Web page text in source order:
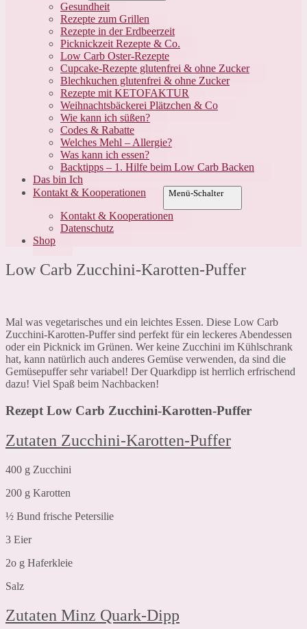
Gesundheit
Rezepte zum Grillen
Rezepte in der Erdbeerzeit
Picknickzeit Rezepte & Co.
Low Carb Oster-Rezepte
Cupcake-Rezepte glutenfrei & ohne Zucker
Blechkuchen glutenfrei & ohne Zucker
Rezepte mit KETOFAKTUR
Weihnachtsbäckerei Plätzchen & Co
Wie kann ich süßen?
Codes & Rabatte
Welches Mehl – Allergie?
Was kann ich essen?
Backtipps – 1. Hilfe beim Low Carb Backen
Das bin Ich
Kontakt & Kooperationen
Menü-Schalter
Kontakt & Kooperationen
Datenschutz
Shop
Low Carb Zucchini-Karotten-Puffer
Mal was vegetarisches und ein leichtes Essen. Diese Low Carb
Zucchini-Karotten-Puffer sind perfekt für ein leckeres Abendessen
oder ein Picknick im Grünen. Wer keine Zucchini im Kühlschrank
hat, kann natürlich auch anderes Gemüse verwenden, da sind die
Gemüsepuffer sehr variabel! Der Quarkdipp ist herrlich erfrischend
dazu! Viel Spaß beim Nachbacken!
Rezept Low Carb Zucchini-Karotten-Puffer
Zutaten Zucchini-Karotten-Puffer
400 g Zucchini
200 g Karotten
½ Bund frische Petersilie
3 Eier
2o g Haferkleie
Salz
Zutaten Minz Quark-Dipp